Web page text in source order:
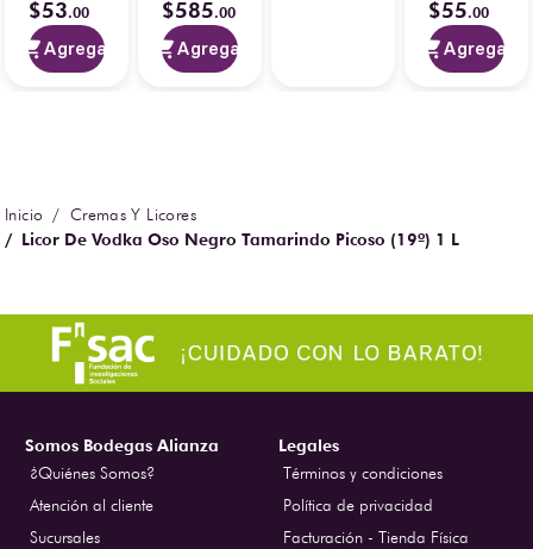
$53.00
Agregar
$585.00
Agregar
$55.00
Agregar
Cremas Y Licores
Licor De Vodka Oso Negro Tamarindo Picoso (19º) 1 L
Somos Bodegas Alianza
¿Quiénes Somos?
Atención al cliente
Sucursales
Legales
Términos y condiciones
Política de privacidad
Facturación - Tienda Física